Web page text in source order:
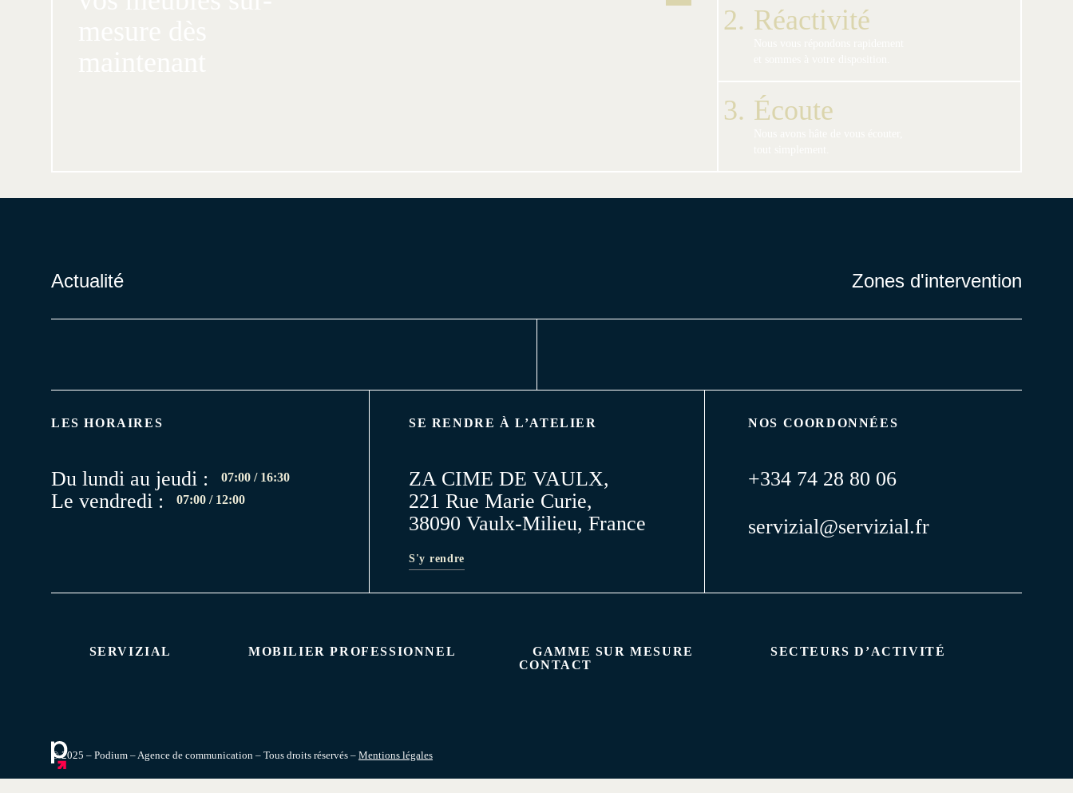
2. Réactivité
3. Écoute
Actualité Zones d'intervention
LES HORAIRES
Du lundi au jeudi : 07:00 / 16:30
Le vendredi : 07:00 / 12:00
SE RENDRE À L’ATELIER
ZA CIME DE VAULX,
221 Rue Marie Curie,
38090 Vaulx-Milieu, France
S'y rendre
NOS COORDONNÉES
+334 74 28 80 06
servizial@servizial.fr
SERVIZIAL MOBILIER PROFESSIONNEL GAMME SUR MESURE
SECTEURS D’ACTIVITÉ
CONTACT
© 2025 – Podium – Agence de communication – Tous droits réservés – Mentions légales